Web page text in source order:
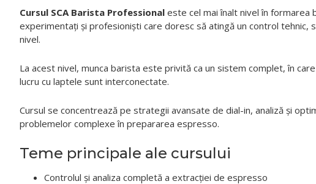
Cursul SCA Barista Professional este cel mai înalt nivel în formarea
experimentați și profesioniști care doresc să atingă un control
nivel.
La acest nivel, munca barista este privită ca un sistem complet, în
lucru cu laptele sunt interconectate.
Cursul se concentrează pe strategii avansate de dial-in, analiză și
problemelor complexe în prepararea espresso.
Teme principale ale cursului
Controlul și analiza completă a extracției de espresso